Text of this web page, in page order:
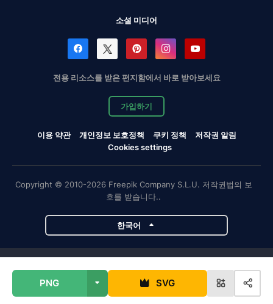
PNG SVG
소셜 미디어
전용 리소스를 받은 편지함에서 바로 받아보세요
가입하기
이용 약관 개인정보 보호정책 쿠키 정책
저작권 알림
Cookies settings
Copyright © 2010-2026 Freepik Company S.L.U. 저작권법의 보
호를 받습니다..
한국어